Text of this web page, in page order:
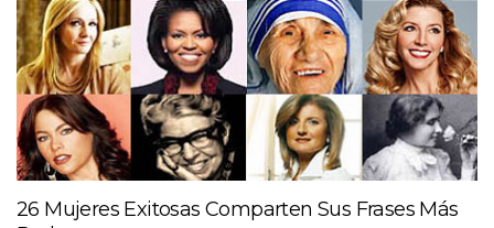
26 Mujeres Exitosas Comparten Sus Frases Más